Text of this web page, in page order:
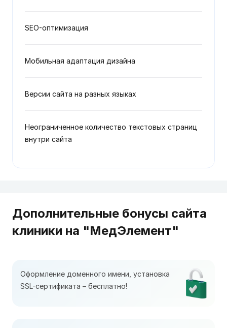
SEO-оптимизация
Мобильная адаптация дизайна
Версии сайта на разных языках
Неограниченное количество текстовых страниц
внутри сайта
Дополнительные бонусы сайта
клиники на "МедЭлемент"
Оформление доменного имени, установка
SSL-сертификата – бесплатно!